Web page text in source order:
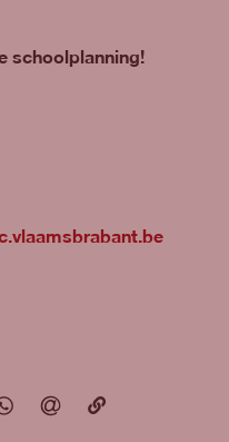
schoolplanning!
op WhatsApp
via e-mailvia e-mail